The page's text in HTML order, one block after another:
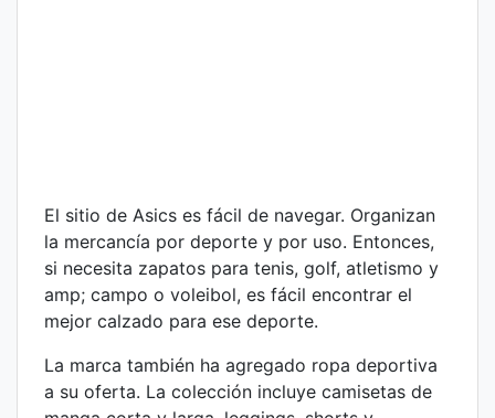
El sitio de Asics es fácil de navegar. Organizan
la mercancía por deporte y por uso. Entonces,
si necesita zapatos para tenis, golf, atletismo y
amp; campo o voleibol, es fácil encontrar el
mejor calzado para ese deporte.
La marca también ha agregado ropa deportiva
a su oferta. La colección incluye camisetas de